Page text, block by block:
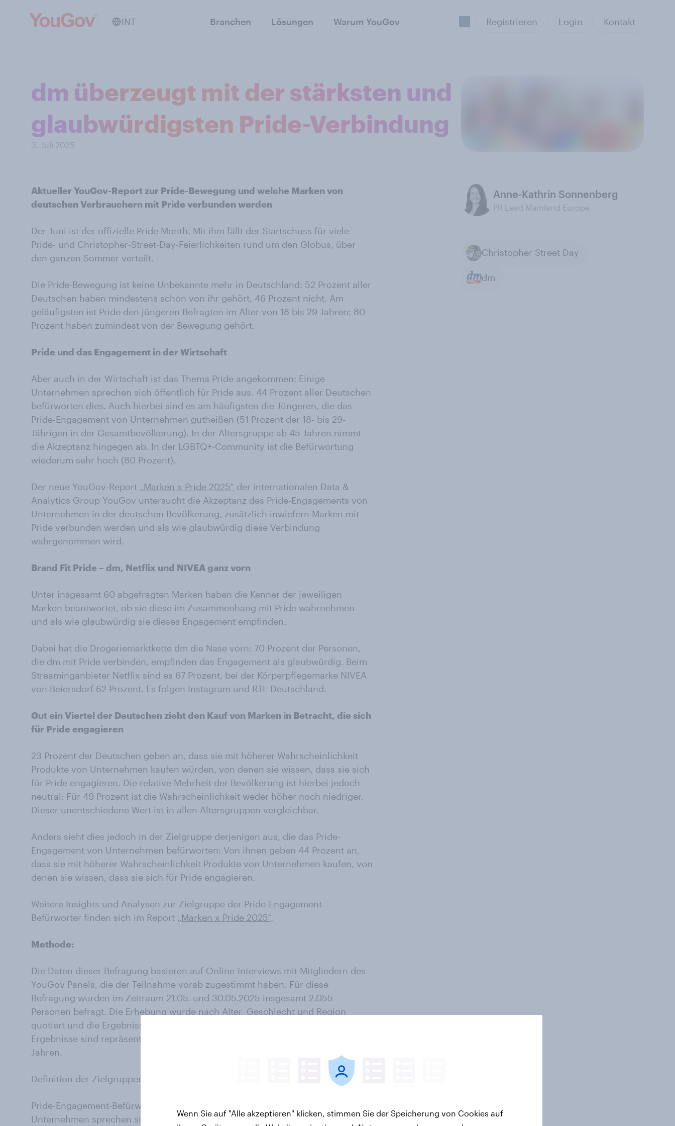
INT Branchen Lösungen Warum YouGov Registrieren Login Kontakt
dm überzeugt mit der stärksten und
glaubwürdigsten Pride-Verbindung
3. Juli 2025
Aktueller YouGov-Report zur Pride-Bewegung und welche Marken von
deutschen Verbrauchern mit Pride verbunden werden
Der Juni ist der offizielle Pride Month. Mit ihm fällt der Startschuss für viele
Pride- und Christopher-Street-Day-Feierlichkeiten rund um den Globus, über
den ganzen Sommer verteilt.
Die Pride-Bewegung ist keine Unbekannte mehr in Deutschland: 52 Prozent aller
Deutschen haben mindestens schon von ihr gehört, 46 Prozent nicht. Am
geläufigsten ist Pride den jüngeren Befragten im Alter von 18 bis 29 Jahren: 80
Prozent haben zumindest von der Bewegung gehört.
Pride und das Engagement in der Wirtschaft
Aber auch in der Wirtschaft ist das Thema Pride angekommen: Einige
Unternehmen sprechen sich öffentlich für Pride aus. 44 Prozent aller Deutschen
befürworten dies. Auch hierbei sind es am häufigsten die Jüngeren, die das
Pride-Engagement von Unternehmen gutheißen (51 Prozent der 18- bis 29-
Jährigen in der Gesamtbevölkerung). In der Altersgruppe ab 45 Jahren nimmt
die Akzeptanz hingegen ab. In der LGBTQ+-Community ist die Befürwortung
wiederum sehr hoch (80 Prozent).
Der neue YouGov-Report „Marken x Pride 2025“ der internationalen Data &
Analytics Group YouGov untersucht die Akzeptanz des Pride-Engagements von
Unternehmen in der deutschen Bevölkerung, zusätzlich inwiefern Marken mit
Pride verbunden werden und als wie glaubwürdig diese Verbindung
wahrgenommen wird.
Brand Fit Pride – dm, Netflix und NIVEA ganz vorn
Unter insgesamt 60 abgefragten Marken haben die Kenner der jeweiligen
Marken beantwortet, ob sie diese im Zusammenhang mit Pride wahrnehmen
und als wie glaubwürdig sie dieses Engagement empfinden.
Dabei hat die Drogeriemarktkette dm die Nase vorn: 70 Prozent der Personen,
die dm mit Pride verbinden, empfinden das Engagement als glaubwürdig. Beim
Streaminganbieter Netflix sind es 67 Prozent, bei der Körperpflegemarke NIVEA
von Beiersdorf 62 Prozent. Es folgen Instagram und RTL Deutschland.
Gut ein Viertel der Deutschen zieht den Kauf von Marken in Betracht, die sich
für Pride engagieren
23 Prozent der Deutschen geben an, dass sie mit höherer Wahrscheinlichkeit
Produkte von Unternehmen kaufen würden, von denen sie wissen, dass sie sich
für Pride engagieren.​ Die relative Mehrheit der Bevölkerung ist hierbei jedoch
neutral: Für 49 Prozent ist die Wahrscheinlichkeit weder höher noch niedriger.
Dieser unentschiedene Wert ist in allen Altersgruppen vergleichbar.
Anders sieht dies jedoch in der Zielgruppe derjenigen aus, die das Pride-
Engagement von Unternehmen befürworten: Von ihnen geben 44 Prozent an,
dass sie mit höherer Wahrscheinlichkeit Produkte von Unternehmen kaufen, von
denen sie wissen, dass sie sich für Pride engagieren.
Weitere Insights und Analysen zur Zielgruppe der Pride-Engagement-
Befürworter finden sich im Report „Marken x Pride 2025“.
Methode:
Die Daten dieser Befragung basieren auf Online-Interviews mit Mitgliedern des
YouGov Panels, die der Teilnahme vorab zugestimmt haben. Für diese
Befragung wurden im Zeitraum 21.05. und 30.05.2025 insgesamt 2.055
Personen befragt. Die Erhebung wurde nach Alter, Geschlecht und Region
quotiert und die Ergebnisse anschließend entsprechend gewichtet. Die
Ergebnisse sind repräsentativ für die Wohnbevölkerung in Deutschland ab 18
Jahren.
Definition der Zielgruppen und die Stichprobengrößen:​
Pride-Engagement-Befürworter: All diejenigen, die die Frage „Einige
Unternehmen sprechen sich öffentlich für Pride aus. Sind Sie persönlich dafür
Anne-Kathrin Sonnenberg
PR Lead Mainland Europe
Christopher Street Day
dm
Wenn Sie auf "Alle akzeptieren" klicken, stimmen Sie der Speicherung von Cookies auf